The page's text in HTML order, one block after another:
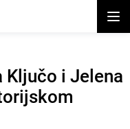
i Jelena